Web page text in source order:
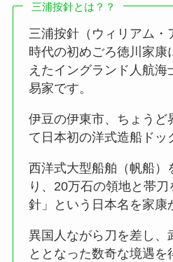
三浦按針とは？？
三浦按針（ウィリアム・
時代の初めごろ徳川家康
えたイングランド人航海
易家です。
伊豆の伊東市、ちょうど
て日本初の洋式造船ドッ
西洋式大型船舶（帆船）
り、20万石の領地と帯
針」という日本名を家康
異国人ながら刀を差し、
ととなった数奇な境遇を